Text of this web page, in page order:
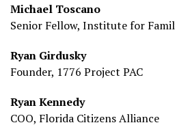
Michael Toscano
Senior Fellow, Institute for
Ryan Girdusky
Founder, 1776 Project PAC
Ryan Kennedy
COO, Florida Citizens Alliance